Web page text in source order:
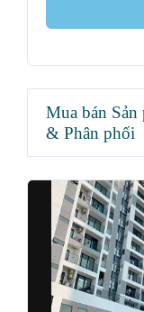
Mua bán
& Phân phối